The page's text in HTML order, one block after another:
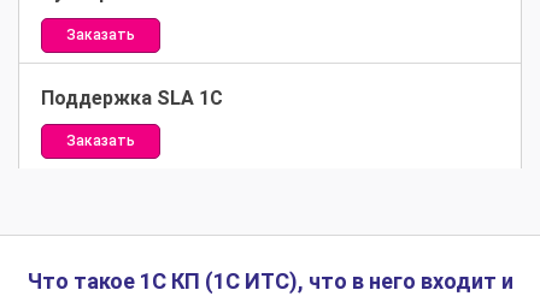
Заказать
Поддержка SLA 1C
Заказать
Что такое 1С КП (1С ИТС), что в него входит и